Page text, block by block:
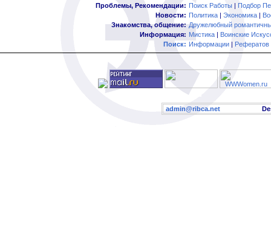
Проблемы, Рекомендации: Поиск Работы | Подбор
Новости: Политика | Экономика |
Знакомства, общение: Дружелюбный
Информация: Мистика | Воинские
Поиск: Информации | Рефератов
admin@ribca.net